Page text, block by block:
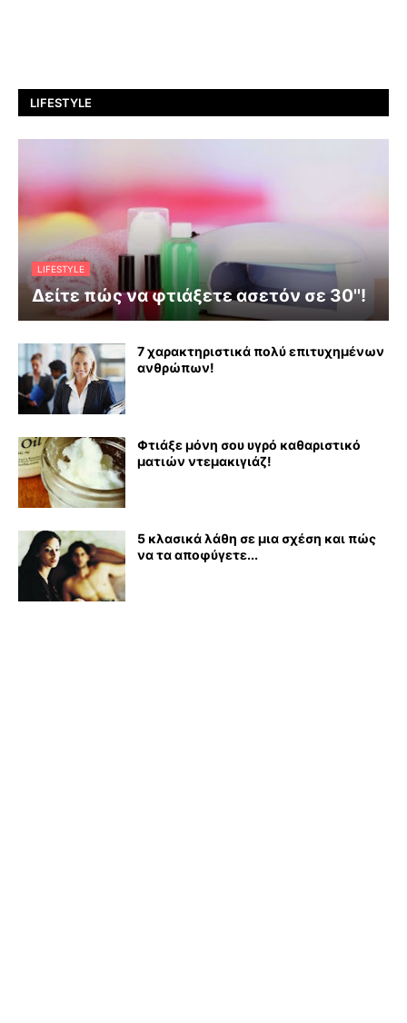
LIFESTYLE
LIFESTYLE
Δείτε πώς να φτιάξετε ασετόν σε 30''!
7 χαρακτηριστικά πολύ επιτυχημένων
ανθρώπων!
Φτιάξε μόνη σου υγρό καθαριστικό
ματιών ντεμακιγιάζ!
5 κλασικά λάθη σε μια σχέση και πώς
να τα αποφύγετε...